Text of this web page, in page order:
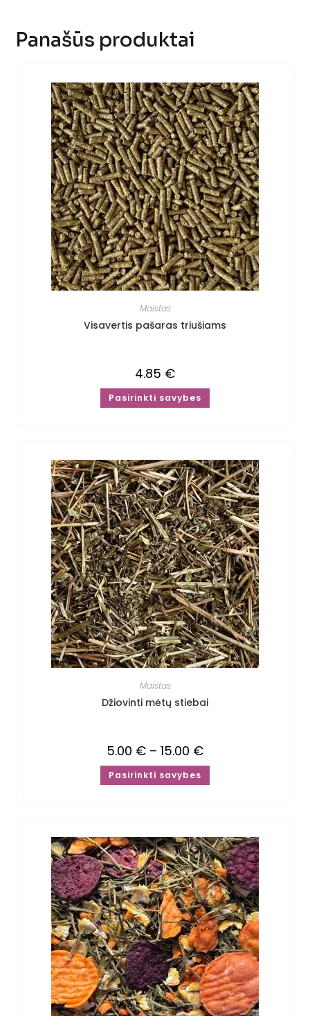
Panašūs produktai
Maistas
Visavertis pašaras triušiams
4.85 €
Pasirinkti savybes
Maistas
Džiovinti mėtų stiebai
5.00 € – 15.00 €
Pasirinkti savybes